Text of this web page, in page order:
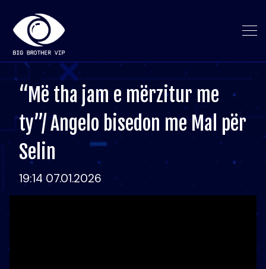
“Më tha jam e mërzitur me
ty”/ Angelo bisedon me Mal për
Selin
19:14 07.01.2026